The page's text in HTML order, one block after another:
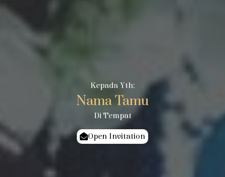
Kepada Yth:
Nama Tamu
Di Tempat
Open Invitation